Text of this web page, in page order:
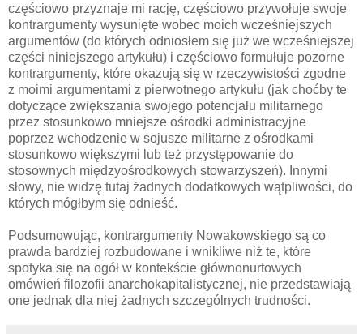
częściowo przyznaje mi rację, częściowo przywołuje swoje
kontrargumenty wysunięte wobec moich wcześniejszych
argumentów (do których odniosłem się już we wcześniejszej
części niniejszego artykułu) i częściowo formułuje pozorne
kontrargumenty, które okazują się w rzeczywistości zgodne
z moimi argumentami z pierwotnego artykułu (jak choćby te
dotyczące zwiększania swojego potencjału militarnego
przez stosunkowo mniejsze ośrodki administracyjne
poprzez wchodzenie w sojusze militarne z ośrodkami
stosunkowo większymi lub też przystępowanie do
stosownych międzyośrodkowych stowarzyszeń). Innymi
słowy, nie widzę tutaj żadnych dodatkowych wątpliwości, do
których mógłbym się odnieść.
Podsumowując, kontrargumenty Nowakowskiego są co
prawda bardziej rozbudowane i wnikliwe niż te, które
spotyka się na ogół w kontekście głównonurtowych
omówień filozofii anarchokapitalistycznej, nie przedstawiają
one jednak dla niej żadnych szczególnych trudności.